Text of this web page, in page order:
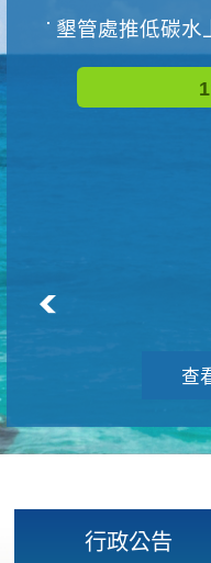
墾管處推低碳水上
查
行政公告